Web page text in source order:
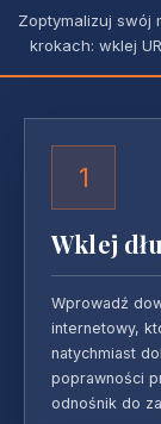
Zoptymalizuj swój
krokach: wklej
1
Wklej
Wprowadź
internetowy,
natychmiast
poprawności
odnośnik do